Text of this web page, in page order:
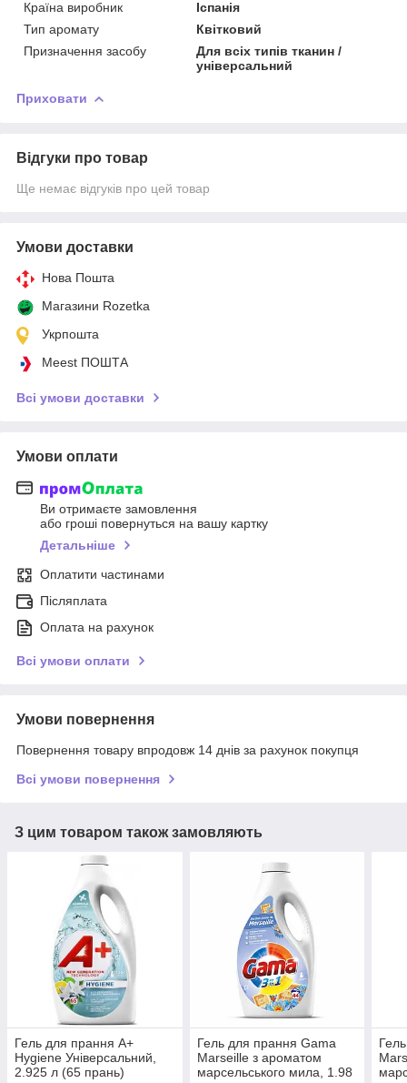
Країна виробник
Іспанія
Тип аромату
Квітковий
Призначення засобу
Для всіх типів тканин /
універсальний
Приховати
Відгуки про товар
Ще немає відгуків про цей товар
Умови доставки
Нова Пошта
Магазини Rozetka
Укрпошта
Meest ПОШТА
Всі умови доставки
Умови оплати
Ви отримаєте замовлення
або гроші повернуться на вашу картку
Детальніше
Оплатити частинами
Післяплата
Оплата на рахунок
Всі умови оплати
Умови повернення
Повернення товару впродовж 14 днів за рахунок покупця
Всі умови повернення
З цим товаром також замовляють
Гель для прання A+
Hygiene Універсальний,
2.925 л (65 прань)
Гель для прання Gama
Marseille з ароматом
марсельського мила, 1.98